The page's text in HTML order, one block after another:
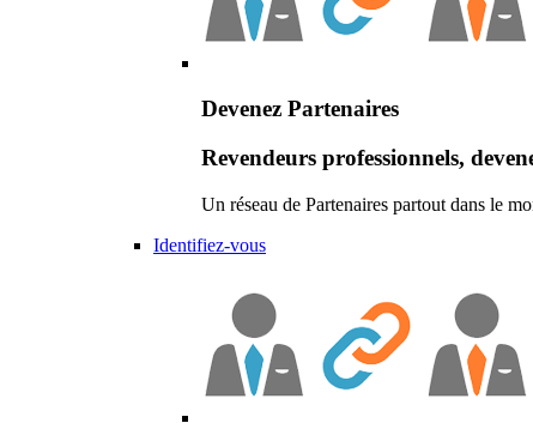
Devenez Partenaires
Revendeurs professionnels,
Un réseau de Partenaires partout dans le
Identifiez-vous